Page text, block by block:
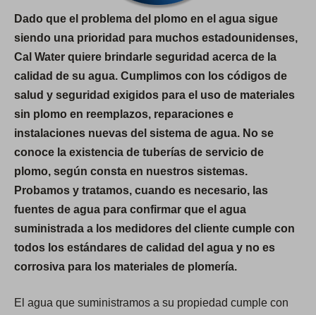
Dado que el problema del plomo en el agua sigue
siendo una prioridad para muchos estadounidenses,
Cal Water quiere brindarle seguridad acerca de la
calidad de su agua. Cumplimos con los códigos de
salud y seguridad exigidos para el uso de materiales
sin plomo en reemplazos, reparaciones e
instalaciones nuevas del sistema de agua. No se
conoce la existencia de tuberías de servicio de
plomo, según consta en nuestros sistemas.
Probamos y tratamos, cuando es necesario, las
fuentes de agua para confirmar que el agua
suministrada a los medidores del cliente cumple con
todos los estándares de calidad del agua y no es
corrosiva para los materiales de plomería.
El agua que suministramos a su propiedad cumple con